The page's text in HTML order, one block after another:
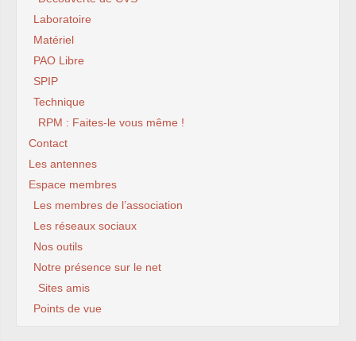
Laboratoire
Matériel
PAO Libre
SPIP
Technique
RPM : Faites-le vous même !
Contact
Les antennes
Espace membres
Les membres de l’association
Les réseaux sociaux
Nos outils
Notre présence sur le net
Sites amis
Points de vue